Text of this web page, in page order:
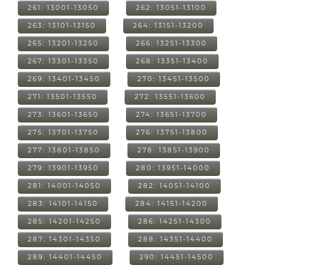
261: 13001-13050 262: 13051-13100
263: 13101-13150 264: 13151-13200
265: 13201-13250 266: 13251-13300
267: 13301-13350 268: 13351-13400
269: 13401-13450 270: 13451-13500
271: 13501-13550 272: 13551-13600
273: 13601-13650 274: 13651-13700
275: 13701-13750 276: 13751-13800
277: 13801-13850 278: 13851-13900
279: 13901-13950 280: 13951-14000
281: 14001-14050 282: 14051-14100
283: 14101-14150 284: 14151-14200
285: 14201-14250 286: 14251-14300
287: 14301-14350 288: 14351-14400
289: 14401-14450 290: 14451-14500